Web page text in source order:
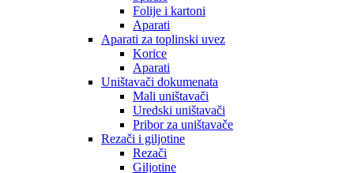
Folije i kartoni
Aparati
Aparati za toplinski uvez
Korice
Aparati
Uništavači dokumenata
Mali uništavači
Uredski uništavači
Pribor za uništavače
Rezači i giljotine
Rezači
Giljotine